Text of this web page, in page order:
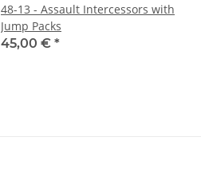
48-13 - Assault Intercessors with
Jump Packs
45,00 € *